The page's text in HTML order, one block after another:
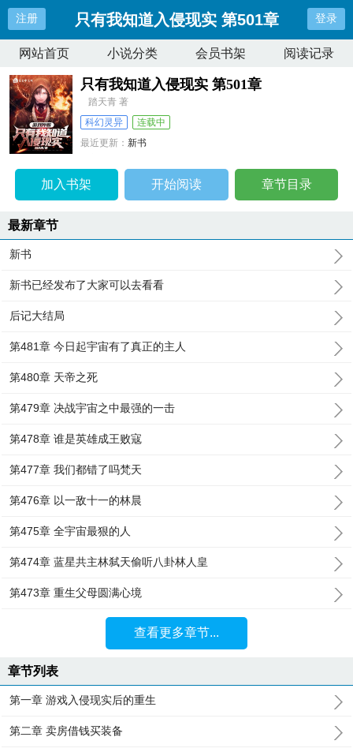
注册 只有我知道入侵现实 第501章 登录
网站首页 小说分类 会员书架 阅读记录
只有我知道入侵现实 第501章
踏天青 著
科幻灵异
连载中
最近更新：新书
加入书架 开始阅读 章节目录
最新章节
新书
新书已经发布了大家可以去看看
后记大结局
第481章 今日起宇宙有了真正的主人
第480章 天帝之死
第479章 决战宇宙之中最强的一击
第478章 谁是英雄成王败寇
第477章 我们都错了吗梵天
第476章 以一敌十一的林晨
第475章 全宇宙最狠的人
第474章 蓝星共主林弑天偷听八卦林人皇
第473章 重生父母圆满心境
查看更多章节...
章节列表
第一章 游戏入侵现实后的重生
第二章 卖房借钱买装备